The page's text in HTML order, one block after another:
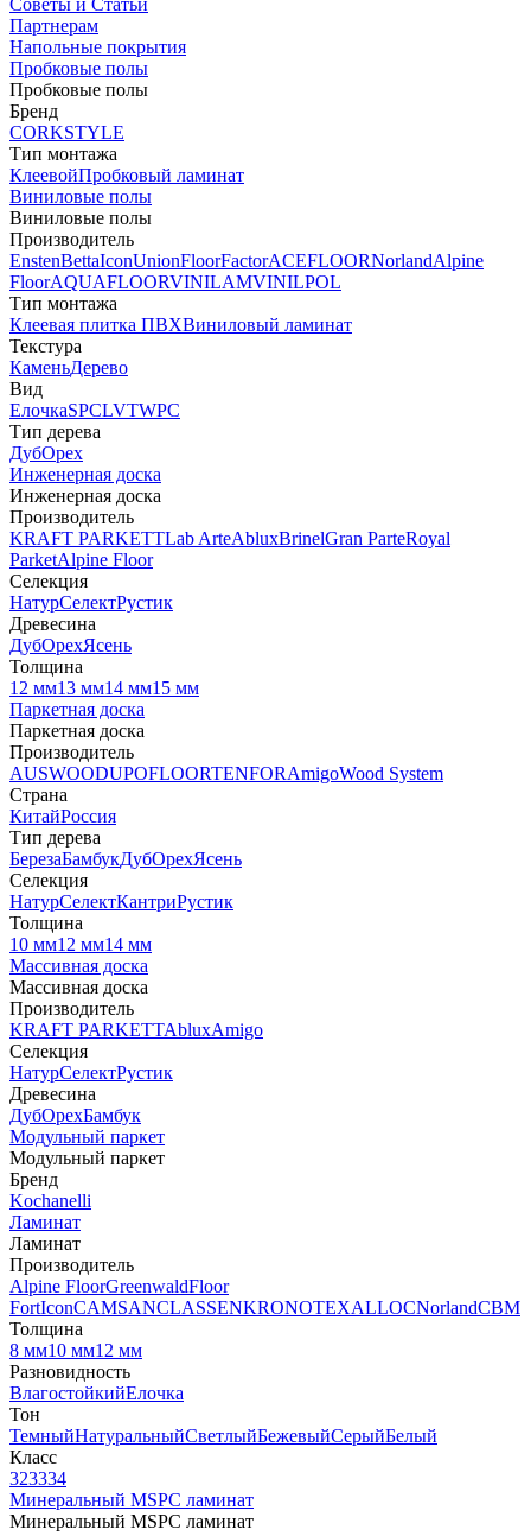
Советы и Статьи
Партнерам
Напольные покрытия
Пробковые полы
Пробковые полы
Бренд
CORKSTYLE
Тип монтажа
КлеевойПробковый ламинат
Виниловые полы
Виниловые полы
Производитель
EnstenBettaIconUnionFloorFactorACEFLOORNorlandAlpine
FloorAQUAFLOORVINILAMVINILPOL
Тип монтажа
Клеевая плитка ПВХВиниловый ламинат
Текстура
КаменьДерево
Вид
ЕлочкаSPCLVTWPC
Тип дерева
ДубОрех
Инженерная доска
Инженерная доска
Производитель
KRAFT PARKETTLab ArteAbluxBrinelGran ParteRoyal
ParketAlpine Floor
Селекция
НатурСелектРустик
Древесина
ДубОрехЯсень
Толщина
12 мм13 мм14 мм15 мм
Паркетная доска
Паркетная доска
Производитель
AUSWOODUPOFLOORTENFORAmigoWood System
Страна
КитайРоссия
Тип дерева
БерезаБамбукДубОрехЯсень
Селекция
НатурСелектКантриРустик
Толщина
10 мм12 мм14 мм
Массивная доска
Массивная доска
Производитель
KRAFT PARKETTAbluxAmigo
Селекция
НатурСелектРустик
Древесина
ДубОрехБамбук
Модульный паркет
Модульный паркет
Бренд
Kochanelli
Ламинат
Ламинат
Производитель
Alpine FloorGreenwaldFloor
FortIconCAMSANCLASSENKRONOTEXALLOCNorlandCBM
Толщина
8 мм10 мм12 мм
Разновидность
ВлагостойкийЕлочка
Тон
ТемныйНатуральныйСветлыйБежевыйСерыйБелый
Класс
323334
Минеральный MSPC ламинат
Минеральный MSPC ламинат